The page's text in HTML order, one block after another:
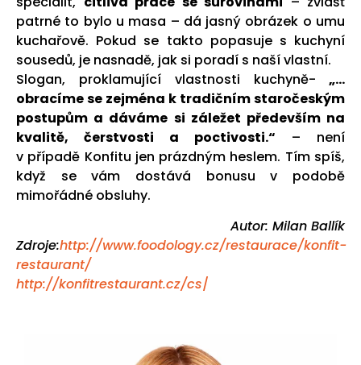
patrné to bylo u masa – dá jasný obrázek o umu
kuchařově. Pokud se takto popasuje s kuchyní
sousedů, je nasnadě, jak si poradí s naší vlastní.
Slogan, proklamující vlastnosti kuchyně- „…
obracíme se zejména k tradičním staročeským
postupům a dáváme si záležet především na
kvalitě, čerstvosti a poctivosti.“ – není
v případě Konfitu jen prázdným heslem. Tím spíš,
když se vám dostává bonusu v podobě
mimořádné obsluhy.
Autor: Milan Ballík
Zdroje:http://www.foodology.cz/restaurace/konfit-
restaurant/
http://konfitrestaurant.cz/cs/